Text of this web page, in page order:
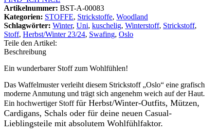
Artikelnummer: BST-A-00083
Kategorien: STOFFE, Strickstoffe, Woodland
Schlagwörter: Winter, Uni, kuschelig, Winterstoff, Strickstoff,
Stoff, Herbst/Winter 23/24, Swafing, Oslo
Teile den Artikel:
Beschreibung
Ein wunderbarer Stoff zum Wohlfühlen!
Das Waffelmuster verleiht diesem Strickstoff „Oslo“ eine grafisch
moderne Anmutung und trägt sich angenehm weich auf der Haut.
Ein hochwertiger Stofffür Herbst/Winter-Outfits, Mützen,
Cardigans, Schals oder für deine neuen Casual-
Lieblingsteile mit absolutem Wohlfühlfaktor.